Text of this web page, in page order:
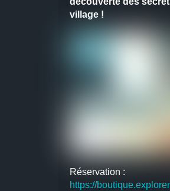
village !
Réservation :
https://